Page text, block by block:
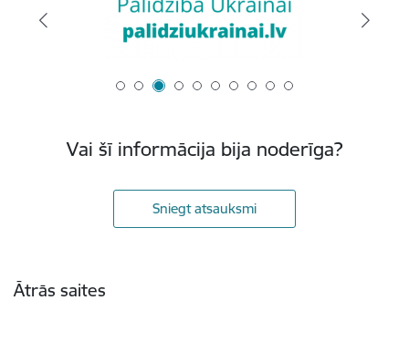
Vai šī informācija bija noderīga?
Sniegt atsauksmi
Ātrās saites